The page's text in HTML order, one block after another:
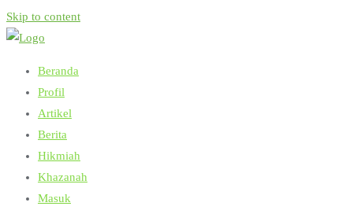
Skip to content
Beranda
Profil
Artikel
Berita
Hikmiah
Khazanah
Masuk